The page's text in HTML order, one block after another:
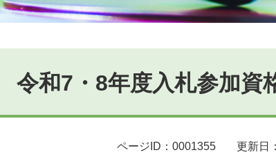
令和7・8年度入札参加資
ページID：0001355 更新日